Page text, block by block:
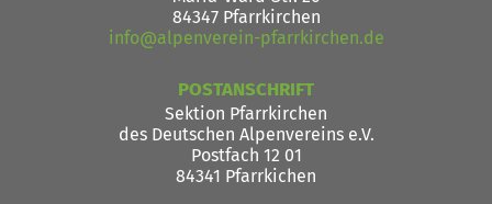
84347 Pfarrkirchen
info@alpenverein-pfarrkirchen.de
POSTANSCHRIFT
Sektion Pfarrkirchen
des Deutschen Alpenvereins e.V.
Postfach 12 01
84341 Pfarrkichen